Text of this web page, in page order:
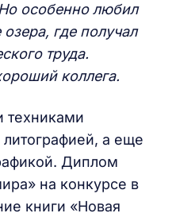
особенно любил
где получал
труда.
коллега.
техниками
а еще
Диплом
на конкурсе в
книги «Новая